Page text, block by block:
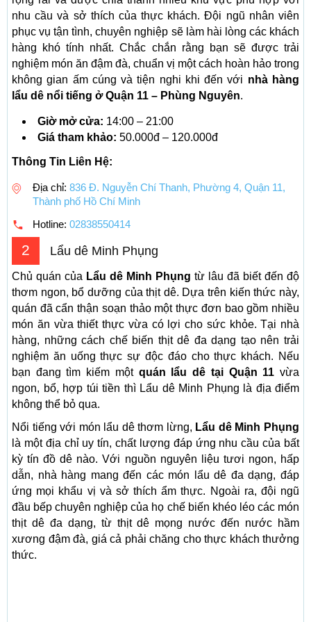
nhu cầu và sở thích của thực khách. Đội ngũ nhân viên
phục vụ tận tình, chuyên nghiệp sẽ làm hài lòng các khách
hàng khó tính nhất. Chắc chắn rằng bạn sẽ được trải
nghiệm món ăn đậm đà, chuẩn vị một cách hoàn hảo trong
không gian ấm cúng và tiện nghi khi đến với nhà hàng
lẩu dê nổi tiếng ở Quận 11 – Phùng Nguyên.
Giờ mở cửa: 14:00 – 21:00
Giá tham khảo: 50.000đ – 120.000đ
Thông Tin Liên Hệ:
Địa chỉ: 836 Đ. Nguyễn Chí Thanh, Phường 4, Quận 11,
Thành phố Hồ Chí Minh
Hotline: 02838550414
2 Lẩu dê Minh Phụng
Chủ quán của Lẩu dê Minh Phụng từ lâu đã biết đến độ
thơm ngon, bổ dưỡng của thịt dê. Dựa trên kiến thức này,
quán đã cẩn thận soạn thảo một thực đơn bao gồm nhiều
món ăn vừa thiết thực vừa có lợi cho sức khỏe. Tại nhà
hàng, những cách chế biến thịt dê đa dạng tạo nên trải
nghiệm ăn uống thực sự độc đáo cho thực khách. Nếu
bạn đang tìm kiếm một quán lẩu dê tại Quận 11 vừa
ngon, bổ, hợp túi tiền thì Lẩu dê Minh Phụng là địa điểm
không thể bỏ qua.
Nổi tiếng với món lẩu dê thơm lừng, Lẩu dê Minh Phụng
là một địa chỉ uy tín, chất lượng đáp ứng nhu cầu của bất
kỳ tín đồ dê nào. Với nguồn nguyên liệu tươi ngon, hấp
dẫn, nhà hàng mang đến các món lẩu dê đa dạng, đáp
ứng mọi khẩu vị và sở thích ẩm thực. Ngoài ra, đội ngũ
đầu bếp chuyên nghiệp của họ chế biến khéo léo các món
thịt dê đa dạng, từ thịt dê mọng nước đến nước hầm
xương đậm đà, giá cả phải chăng cho thực khách thưởng
thức.